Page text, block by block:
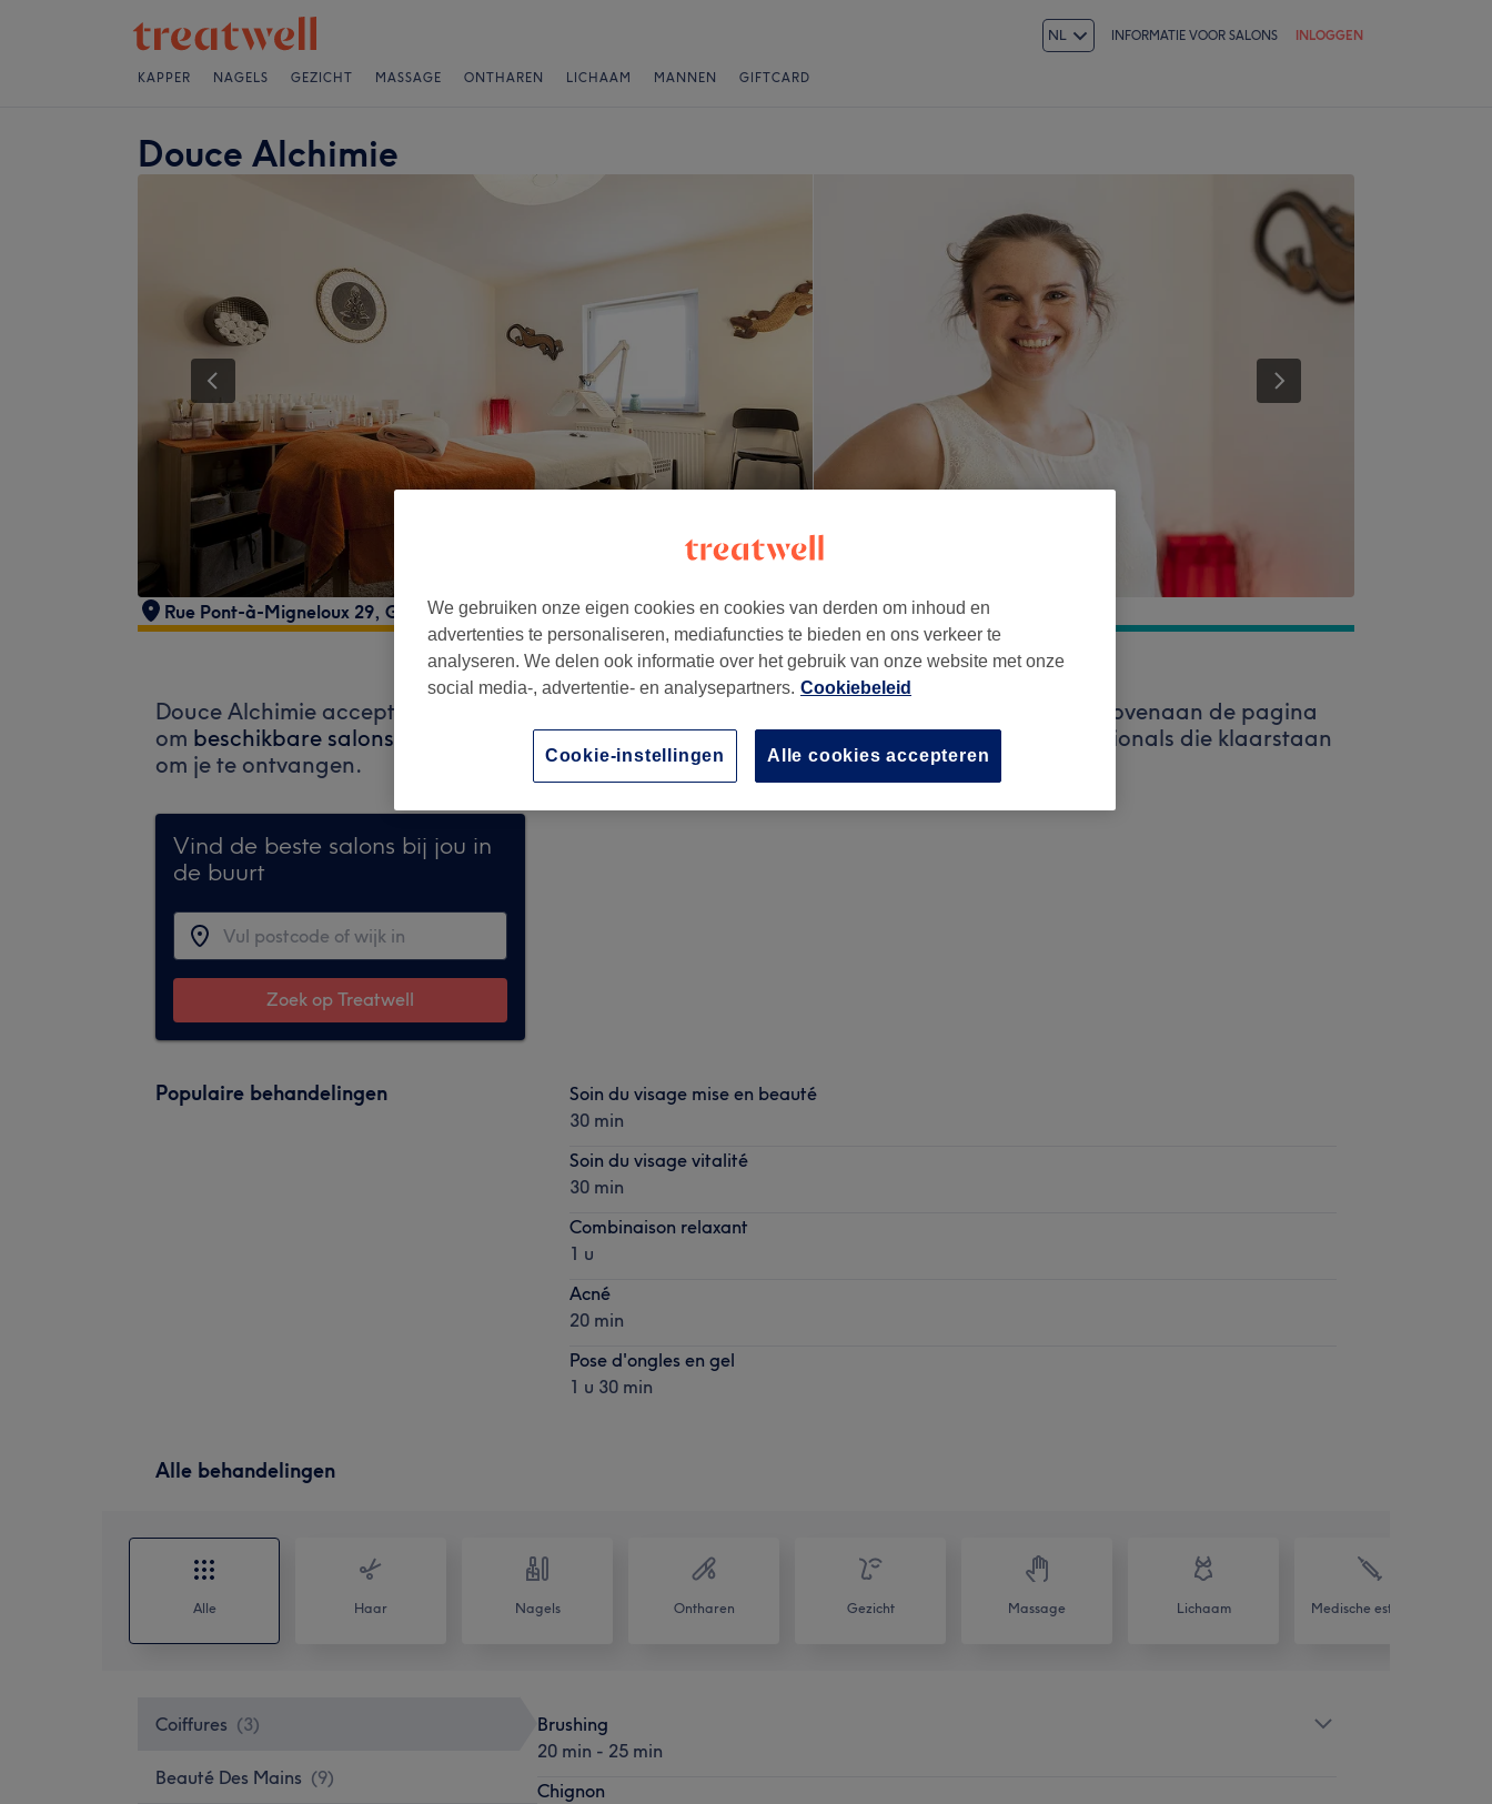
NL INFORMATIE VOOR SALONS INLOGGEN
KAPPER NAGELS GEZICHT MASSAGE ONTHAREN LICHAAM MANNEN GIFTCARD
Douce Alchimie
Rue Pont-à-Migneloux 29, Gosselies, 6041
Douce Alchimie accepteert momenteel geen boekingen via Treatwell. Gebruik de zoekbalk bovenaan de pagina
om beschikbare salons in jouw buurt te ontdekken. Je vindt er tal van hoogwaardige professionals die klaarstaan
om je te ontvangen.
Vind de beste salons bij jou in
de buurt
Zoek op Treatwell
Populaire behandelingen
Soin du visage mise en beauté
30 min
Soin du visage vitalité
30 min
Combinaison relaxant
1 u
Acné
20 min
Pose d'ongles en gel
1 u 30 min
Alle behandelingen
Alle Haar Nagels Ontharen Gezicht Massage Lichaam Medische esthetiek
Coiffures (3)
Beauté Des Mains (9)
Brushing
20 min - 25 min
Chignon
We gebruiken onze eigen cookies en cookies van derden om inhoud en
advertenties te personaliseren, mediafuncties te bieden en ons verkeer te
analyseren. We delen ook informatie over het gebruik van onze website met onze
social media-, advertentie- en analysepartners. Cookiebeleid
Alle cookies accepteren
Cookie-instellingen